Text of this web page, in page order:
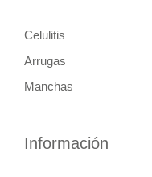
Celulitis
Arrugas
Manchas
Información